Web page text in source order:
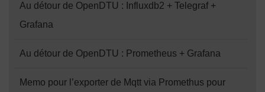
Au détour de OpenDTU : Influxdb2 + Telegraf +
Grafana
Au détour de OpenDTU : Prometheus + Grafana
Memo pour l’exporter de Mqtt via Promethus pour